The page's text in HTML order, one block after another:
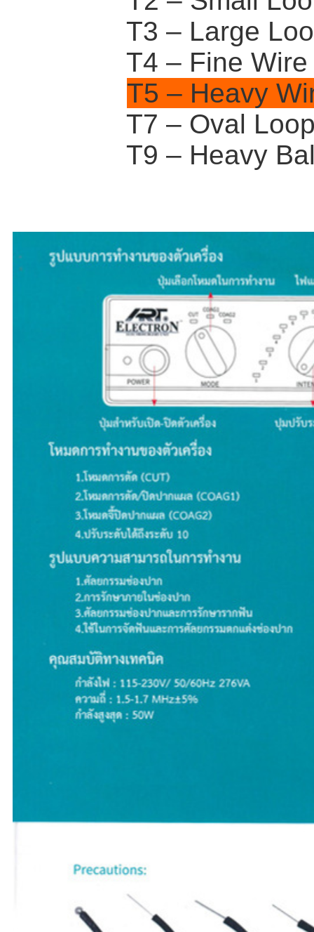
T3 – Large
T4 – Fine Wire
T5 – Heavy
T7 – Oval
T9 – Heavy